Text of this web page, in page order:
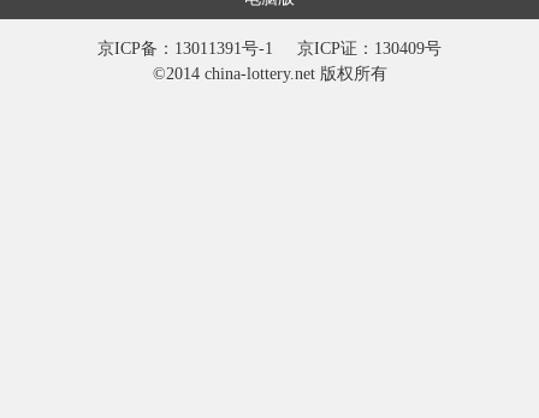
京ICP备：13011391号-1
京ICP证：130409号
©2014 china-lottery.net 版权所有